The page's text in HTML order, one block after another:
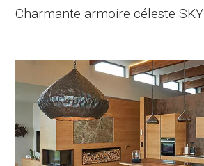
Charmante armoire céleste SKY